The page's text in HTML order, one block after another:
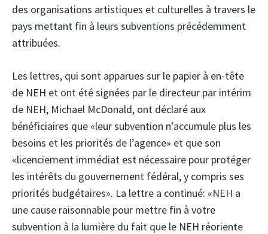
des organisations artistiques et culturelles à travers le
pays mettant fin à leurs subventions précédemment
attribuées.
Les lettres, qui sont apparues sur le papier à en-tête
de NEH et ont été signées par le directeur par intérim
de NEH, Michael McDonald, ont déclaré aux
bénéficiaires que «leur subvention n’accumule plus les
besoins et les priorités de l’agence» et que son
«licenciement immédiat est nécessaire pour protéger
les intérêts du gouvernement fédéral, y compris ses
priorités budgétaires». La lettre a continué: «NEH a
une cause raisonnable pour mettre fin à votre
subvention à la lumière du fait que le NEH réoriente